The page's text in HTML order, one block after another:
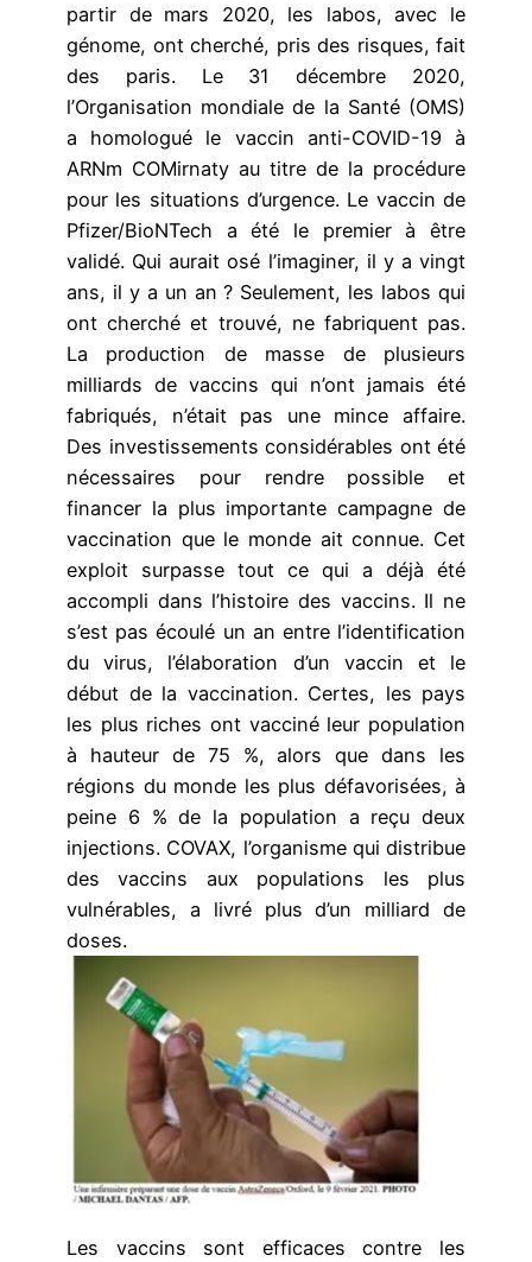
partir de mars 2020, les labos, avec le
génome, ont cherché, pris des risques, fait
des paris. Le 31 décembre 2020,
l’Organisation mondiale de la Santé (OMS)
a homologué le vaccin anti-COVID-19 à
ARNm COMirnaty au titre de la procédure
pour les situations d’urgence. Le vaccin de
Pfizer/BioNTech a été le premier à être
validé. Qui aurait osé l’imaginer, il y a vingt
ans, il y a un an ? Seulement, les labos qui
ont cherché et trouvé, ne fabriquent pas.
La production de masse de plusieurs
milliards de vaccins qui n’ont jamais été
fabriqués, n’était pas une mince affaire.
Des investissements considérables ont été
nécessaires pour rendre possible et
financer la plus importante campagne de
vaccination que le monde ait connue. Cet
exploit surpasse tout ce qui a déjà été
accompli dans l’histoire des vaccins. Il ne
s’est pas écoulé un an entre l’identification
du virus, l’élaboration d’un vaccin et le
début de la vaccination. Certes, les pays
les plus riches ont vacciné leur population
à hauteur de 75 %, alors que dans les
régions du monde les plus défavorisées, à
peine 6 % de la population a reçu deux
injections. COVAX, l’organisme qui distribue
des vaccins aux populations les plus
vulnérables, a livré plus d’un milliard de
doses.
Les vaccins sont efficaces contre les